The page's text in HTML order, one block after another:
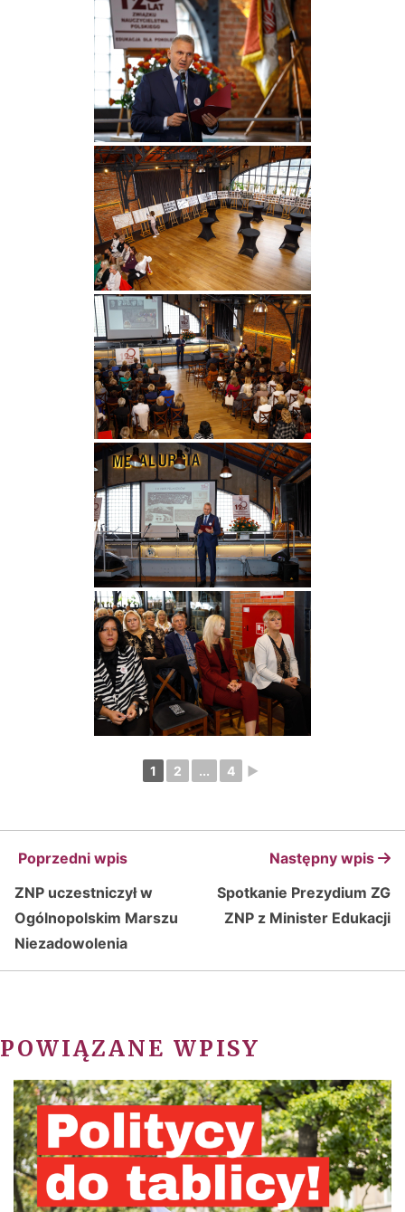
1 2 ... 4 ►
Poprzedni wpis
ZNP uczestniczył w
Ogólnopolskim Marszu
Niezadowolenia
Następny wpis
Spotkanie Prezydium ZG
ZNP z Minister Edukacji
POWIĄZANE WPISY